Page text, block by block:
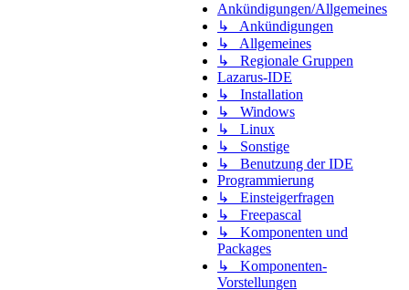
Ankündigungen/Allgemeines
↳ Ankündigungen
↳ Allgemeines
↳ Regionale Gruppen
Lazarus-IDE
↳ Installation
↳ Windows
↳ Linux
↳ Sonstige
↳ Benutzung der IDE
Programmierung
↳ Einsteigerfragen
↳ Freepascal
↳ Komponenten und
Packages
↳ Komponenten-
Vorstellungen